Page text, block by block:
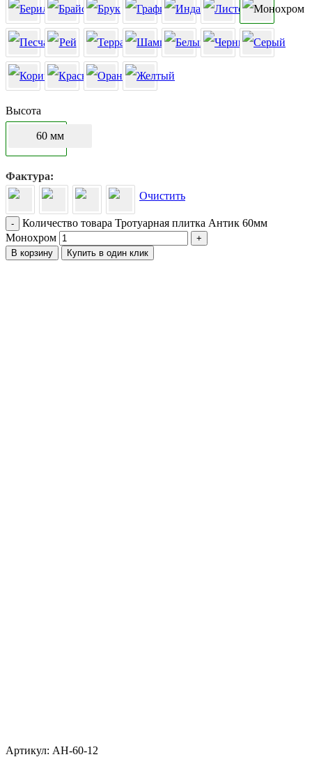
Высота
60 мм
Фактура
Очистить
-
Количество товара Тротуарная плитка Антик 60мм
Монохром
+
В корзину
Купить в один клик
Артикул: АН-60-12